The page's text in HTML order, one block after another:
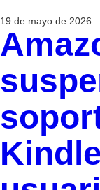
19 de mayo de 2026